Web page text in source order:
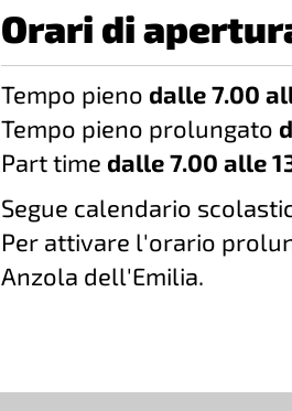
Orari di
Tempo pieno dalle 7.00
Tempo pieno prolungato
Part time dalle 7.00 alle
Segue calendario
Per attivare l'orario
Anzola dell'Emilia.